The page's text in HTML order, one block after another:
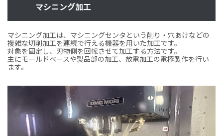
マシニング加工
マシニング加工は、マシニングセンタという削り・穴あけなどの
複雑な切削加工を連続で行える機器を用いた加工です。
対象を固定し、刃物側を回転させて加工する方法です。
主にモールドベースや製品部の加工、放電加工の電極製作を行い
ます。